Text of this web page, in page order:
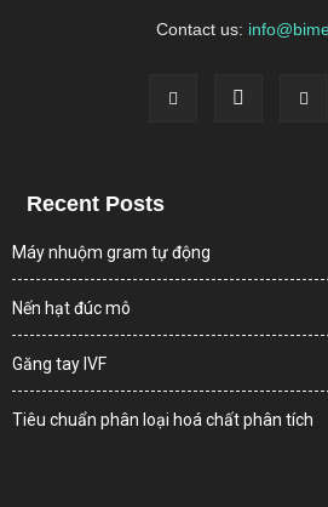
Contact us:
Recent Posts
Máy nhuộm gram tự động
Nến hạt đúc mô
Găng tay IVF
Tiêu chuẩn phân loại hoá chất phân tích